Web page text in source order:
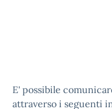
E' possibile
attraverso i seguenti